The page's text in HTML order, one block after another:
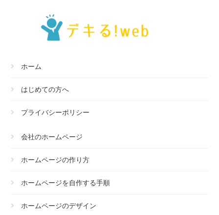
ホーム
はじめての方へ
プライバシーポリシー
会社のホームページ
ホームページの作り方
ホームページを自作する手順
ホームページのデザイン